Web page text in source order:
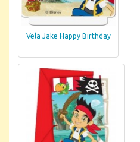
Vela Jake Happy Birthday